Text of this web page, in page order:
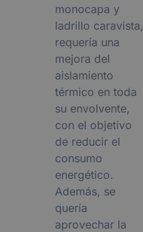
monocapa y
ladrillo caravista,
requería una
mejora del
aislamiento
térmico en toda
su envolvente,
con el objetivo
de reducir el
consumo
energético.
Además, se
quería
aprovechar la